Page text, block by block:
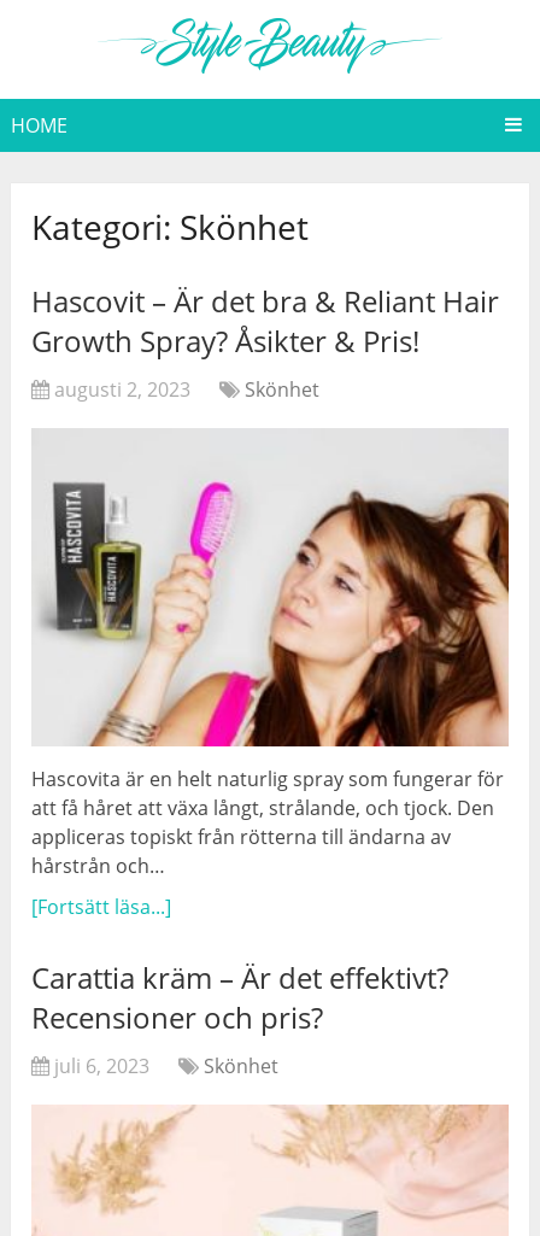
HOME
Kategori: Skönhet
Hascovit – Är det bra & Reliant Hair
Growth Spray? Åsikter & Pris!
augusti 2, 2023 Skönhet
Hascovita är en helt naturlig spray som fungerar för
att få håret att växa långt, strålande, och tjock. Den
appliceras topiskt från rötterna till ändarna av
hårstrån och…
[Fortsätt läsa...]
Carattia kräm – Är det effektivt?
Recensioner och pris?
juli 6, 2023 Skönhet